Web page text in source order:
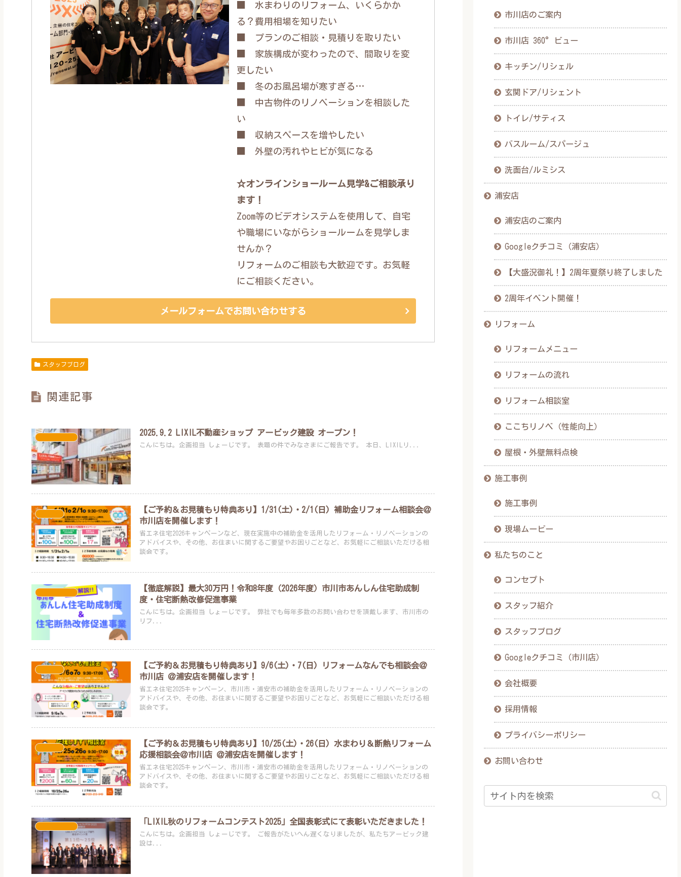
■ 水まわりのリフォーム、いくらかか
る？費用相場を知りたい
■ プランのご相談・見積りを取りたい
■ 家族構成が変わったので、間取りを変
更したい
■ 冬のお風呂場が寒すぎる…
■ 中古物件のリノベーションを相談した
い
■ 収納スペースを増やしたい
■ 外壁の汚れやヒビが気になる
☆オンラインショールーム見学&ご相談承り
ます！
Zoom等のビデオシステムを使用して、自宅
や職場にいながらショールームを見学しま
せんか？
リフォームのご相談も大歓迎です。お気軽
にご相談ください。
メールフォームでお問い合わせする
スタッフブログ
関連記事
2025.9.2 LIXIL不動産ショップ アービック建設 オープン！
こんにちは。企画担当 しょーじです。 表題の件でみなさまにご報告です。 本日、LIXILリ...
【ご予約＆お見積もり特典あり】1/31(土)・2/1(日) 補助金リフォーム相談会＠
市川店を開催します！
省エネ住宅2026キャンペーンなど、現在実施中の補助金を活用したリフォーム・リノベーションの
アドバイスや、その他、お住まいに関するご要望やお困りごとなど、お気軽にご相談いただける相
談会です。
【徹底解説】最大30万円！令和8年度（2026年度）市川市あんしん住宅助成制
度・住宅断熱改修促進事業
こんにちは。企画担当 しょーじです。 弊社でも毎年多数のお問い合わせを頂戴します、市川市の
リフ...
【ご予約＆お見積もり特典あり】9/6(土)・7(日) リフォームなんでも相談会＠
市川店 ＠浦安店を開催します！
省エネ住宅2025キャンペーン、市川市・浦安市の補助金を活用したリフォーム・リノベーションの
アドバイスや、その他、お住まいに関するご要望やお困りごとなど、お気軽にご相談いただける相
談会です。
【ご予約＆お見積もり特典あり】10/25(土)・26(日) 水まわり＆断熱リフォーム
応援相談会＠市川店 ＠浦安店を開催します！
省エネ住宅2025キャンペーン、市川市・浦安市の補助金を活用したリフォーム・リノベーションの
アドバイスや、その他、お住まいに関するご要望やお困りごとなど、お気軽にご相談いただける相
談会です。
「LIXIL秋のリフォームコンテスト2025」全国表彰式にて表彰いただきました！
こんにちは。企画担当 しょーじです。 ご報告がたいへん遅くなりましたが、私たちアービック建
設は...
市川店のご案内
市川店 360°ビュー
キッチン/リシェル
玄関ドア/リシェント
トイレ/サティス
バスルーム/スパージュ
洗面台/ルミシス
浦安店
浦安店のご案内
Googleクチコミ（浦安店）
【大盛況御礼！】2周年夏祭り終了しました
2周年イベント開催！
リフォーム
リフォームメニュー
リフォームの流れ
リフォーム相談室
ここちリノベ（性能向上）
屋根・外壁無料点検
施工事例
施工事例
現場ムービー
私たちのこと
コンセプト
スタッフ紹介
スタッフブログ
Googleクチコミ（市川店）
会社概要
採用情報
プライバシーポリシー
お問い合わせ